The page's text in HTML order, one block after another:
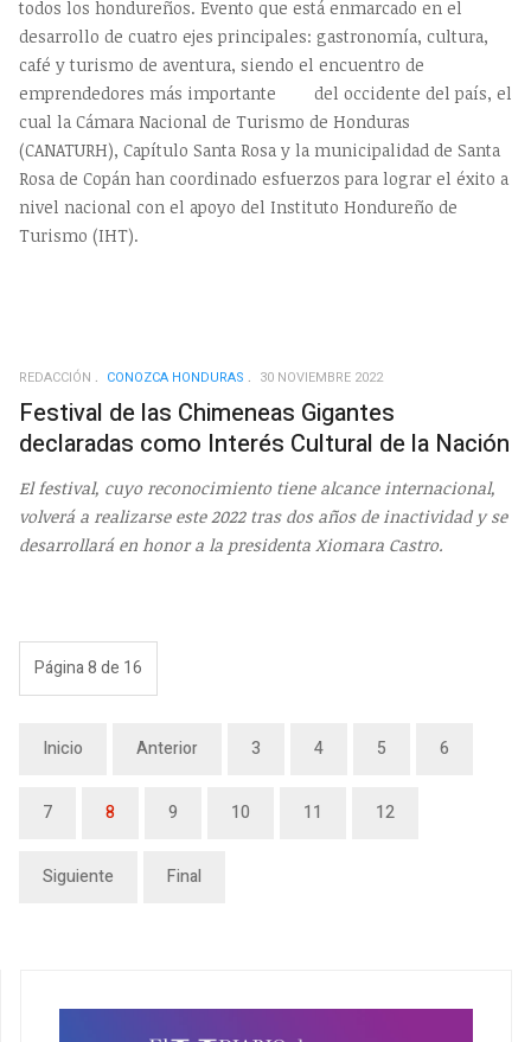
todos los hondureños. Evento que está enmarcado en el
desarrollo de cuatro ejes principales: gastronomía, cultura,
café y turismo de aventura, siendo el encuentro de
emprendedores más importante del occidente del país, el
cual la Cámara Nacional de Turismo de Honduras
(CANATURH), Capítulo Santa Rosa y la municipalidad de Santa
Rosa de Copán han coordinado esfuerzos para lograr el éxito a
nivel nacional con el apoyo del Instituto Hondureño de
Turismo (IHT).
REDACCIÓN CONOZCA HONDURAS 30 NOVIEMBRE 2022
Festival de las Chimeneas Gigantes
declaradas como Interés Cultural de la Nación
El festival, cuyo reconocimiento tiene alcance internacional,
volverá a realizarse este 2022 tras dos años de inactividad y se
desarrollará en honor a la presidenta Xiomara Castro.
Página 8 de 16
Inicio Anterior 3 4 5 6
7 8 9 10 11 12
Siguiente Final